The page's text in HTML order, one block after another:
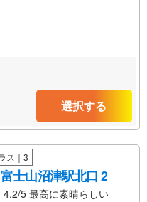
選択する
ス｜3
士山沼津駅北口 2
4.2/5 最高に素晴らしい